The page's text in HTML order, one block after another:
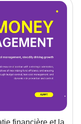
financière et la